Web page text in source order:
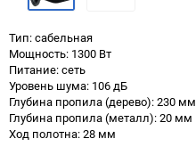
Тип: сабельная
Мощность: 1300 Вт
Питание: сеть
Уровень шума: 106 дБ
Глубина пропила (дерево): 230 мм
Глубина пропила (металл): 20 мм
Ход полотна: 28 мм